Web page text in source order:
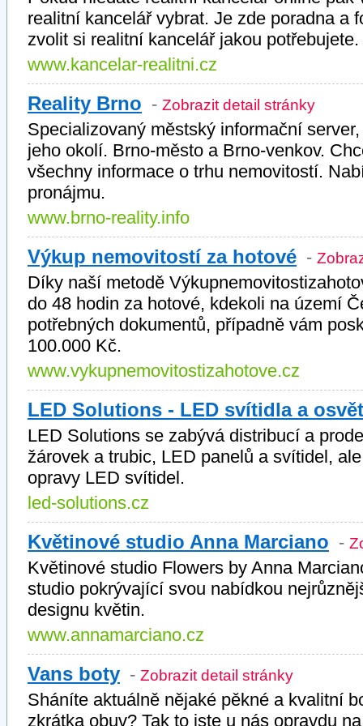
realitní kancelář vybrat. Je zde poradna a
zvolit si realitní kancelář jakou
www.kancelar-realitni.cz
Reality Brno - Zobrazit detail stránky
Specializovaný městský informační
jeho okolí. Brno-město a Brno-venkov.
všechny informace o trhu nemovitostí.
pronájmu.
www.brno-reality.info
Výkup nemovitostí za hotové -
Díky naší metodě
do 48 hodin za hotové, kdekoli na území
potřebných dokumentů, případně vám
100.000 Kč.
www.vykupnemovitostizahotove.cz
LED Solutions - LED svítidla a
LED Solutions se zabývá distribucí a
žárovek a trubic, LED panelů a svítidel,
opravy LED svítidel.
led-solutions.cz
Květinové studio Anna Marciano -
Květinové studio Flowers by Anna
studio pokrývající svou nabídkou
designu květin.
www.annamarciano.cz
Vans boty - Zobrazit detail stránky
Sháníte aktuálně nějaké pěkné a kvalitní
zkrátka obuv? Tak to jste u nás opravdu